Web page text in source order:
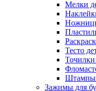
Мелки
Тесто
Точилки
Штампы
Зажимы для